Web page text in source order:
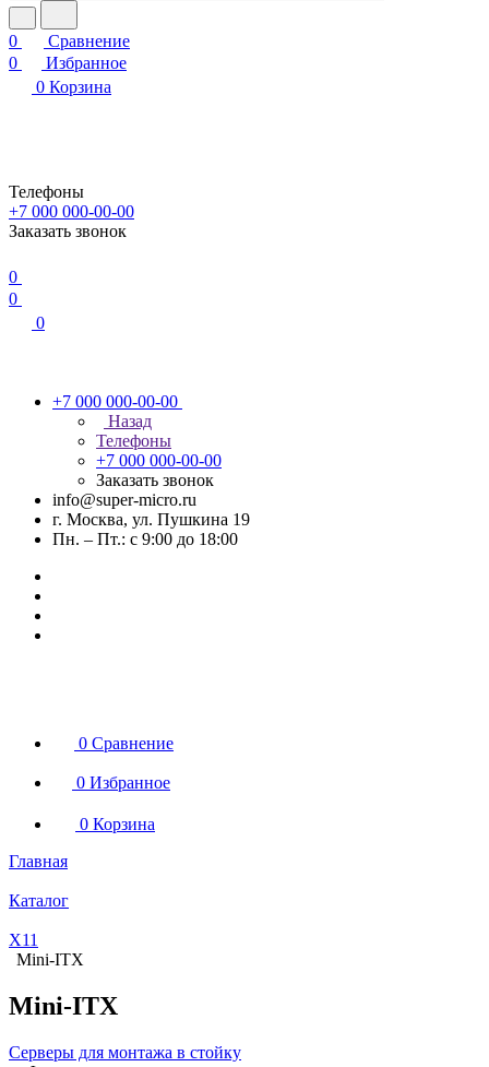
0
Сравнение
0
Избранное
0 Корзина
Телефоны
+7 000 000-00-00
Заказать звонок
0
0
0
+7 000 000-00-00
Назад
Телефоны
+7 000 000-00-00
Заказать звонок
info@super-micro.ru
г. Москва, ул. Пушкина 19
Пн. – Пт.: с 9:00 до 18:00
0 Сравнение
0 Избранное
0 Корзина
Главная
Каталог
X11
Mini-ITX
Mini-ITX
Серверы для монтажа в стойку